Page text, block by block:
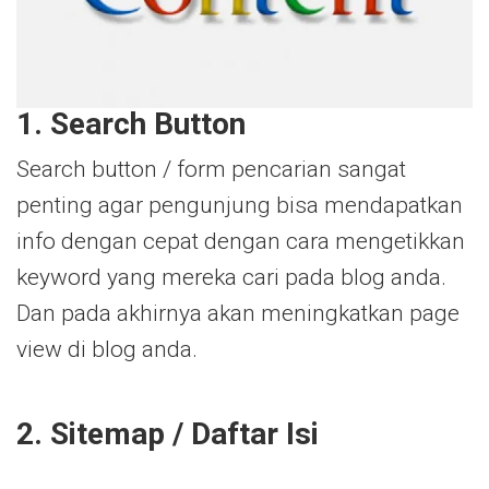
1. Search Button
Search button / form pencarian sangat
penting agar pengunjung bisa mendapatkan
info dengan cepat dengan cara mengetikkan
keyword yang mereka cari pada blog anda.
Dan pada akhirnya akan meningkatkan page
view di blog anda.
2. Sitemap / Daftar Isi